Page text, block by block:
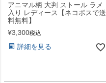
アニマル柄 大判 ストール ラメ
入り レディース【ネコポスで送
料無料】
¥3,300税込
詳細を見る